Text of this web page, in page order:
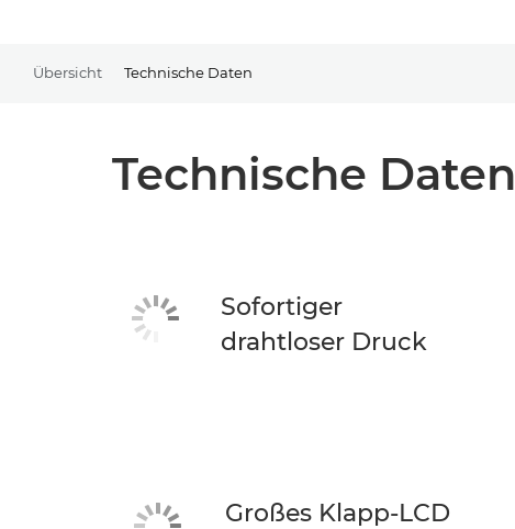
Übersicht Technische Daten
Technische Daten
Sofortiger
drahtloser Druck
Großes Klapp-LCD